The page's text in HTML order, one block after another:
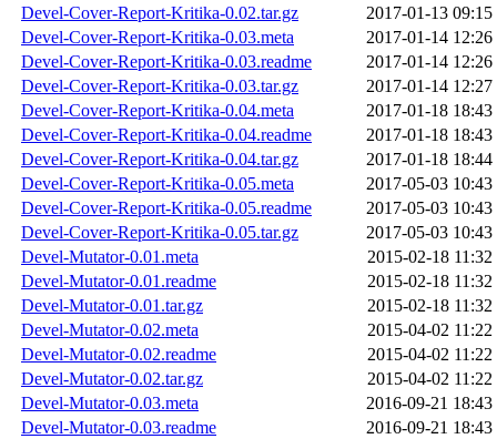
Devel-Cover-Report-Kritika-0.02.tar.gz
2017-01-13 09:15
Devel-Cover-Report-Kritika-0.03.meta
2017-01-14 12:26
Devel-Cover-Report-Kritika-0.03.readme
2017-01-14 12:26
Devel-Cover-Report-Kritika-0.03.tar.gz
2017-01-14 12:27
Devel-Cover-Report-Kritika-0.04.meta
2017-01-18 18:43
Devel-Cover-Report-Kritika-0.04.readme
2017-01-18 18:43
Devel-Cover-Report-Kritika-0.04.tar.gz
2017-01-18 18:44
Devel-Cover-Report-Kritika-0.05.meta
2017-05-03 10:43
Devel-Cover-Report-Kritika-0.05.readme
2017-05-03 10:43
Devel-Cover-Report-Kritika-0.05.tar.gz
2017-05-03 10:43
Devel-Mutator-0.01.meta
2015-02-18 11:32
Devel-Mutator-0.01.readme
2015-02-18 11:32
Devel-Mutator-0.01.tar.gz
2015-02-18 11:32
Devel-Mutator-0.02.meta
2015-04-02 11:22
Devel-Mutator-0.02.readme
2015-04-02 11:22
Devel-Mutator-0.02.tar.gz
2015-04-02 11:22
Devel-Mutator-0.03.meta
2016-09-21 18:43
Devel-Mutator-0.03.readme
2016-09-21 18:43